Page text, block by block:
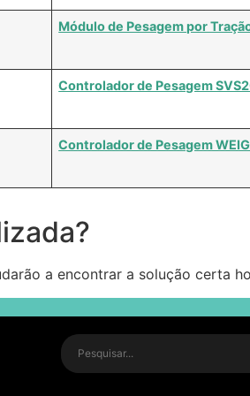
Módulo de Pesagem por
Controlador de Pesagem
Controlador de Pesagem
a encontrar a solução certa